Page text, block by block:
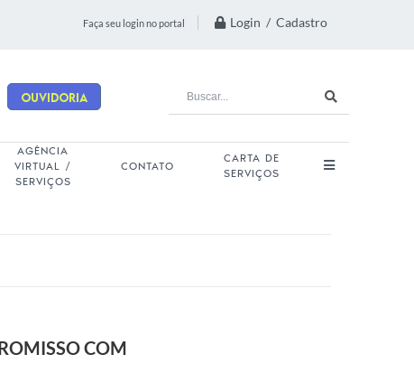
Faça seu login no portal Login / Cadastro
Ouvidoria
AGÊNCIA
VIRTUAL /
SERVIÇOS
CONTATO
CARTA DE
SERVIÇOS
COM